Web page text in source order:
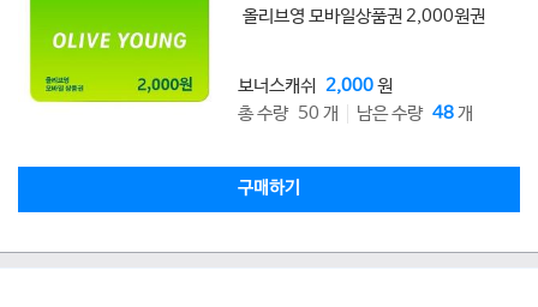
올리브영 모바일상품권 2,000원권
보너스캐쉬 2,000원
총 수량 50 개
남은 수량 48개
구매하기